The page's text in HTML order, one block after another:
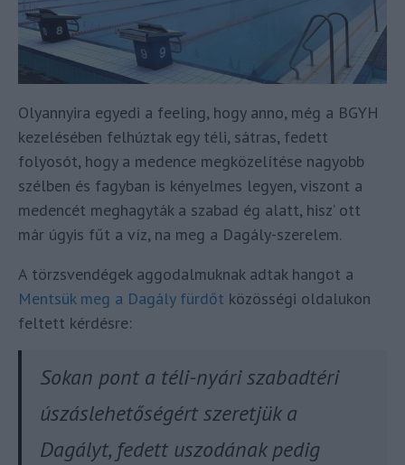
Olyannyira egyedi a feeling, hogy anno, még a BGYH
kezelésében felhúztak egy téli, sátras, fedett
folyosót, hogy a medence megközelítése nagyobb
szélben és fagyban is kényelmes legyen, viszont a
medencét meghagyták a szabad ég alatt, hisz’ ott
már úgyis fűt a víz, na meg a Dagály-szerelem.
A törzsvendégek aggodalmuknak adtak hangot a
Mentsük meg a Dagály fürdőt közösségi oldalukon
feltett kérdésre:
Sokan pont a téli-nyári szabadtéri
úszáslehetőségért szeretjük a
Dagályt, fedett uszodának pedig